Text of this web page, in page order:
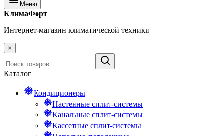
Меню
КлимаФорт
Интернет-магазин климатической техники
×
Каталог
Кондиционеры
Настенные сплит-системы
Канальные сплит-системы
Кассетные сплит-системы